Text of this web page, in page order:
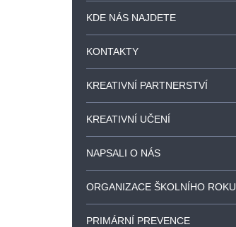
KDE NÁS NAJDETE
KONTAKTY
KREATIVNÍ PARTNERSTVÍ
KREATIVNÍ UČENÍ
NAPSALI O NÁS
ORGANIZACE ŠKOLNÍHO ROKU
PRIMÁRNÍ PREVENCE